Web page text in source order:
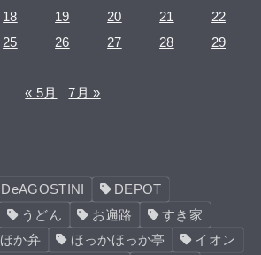
18 19 20 21
22
25 26 27 28
29
« 5月
7月 »
DeAGOSTINI
DEPOT
うどん お遍路
すき家
ほか弁 ほっかほっか亭
イオン